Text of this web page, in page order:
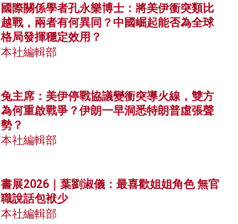
國際關係學者孔永樂博士：將美伊衝突類比
越戰，兩者有何異同？中國崛起能否為全球
格局發揮穩定效用？
本社編輯部
兔主席：美伊停戰協議變衝突導火線，雙方
為何重啟戰爭？伊朗一早洞悉特朗普虛張聲
勢？
本社編輯部
書展2026｜葉劉淑儀：最喜歡姐姐角色 無官
職說話包袱少
本社編輯部